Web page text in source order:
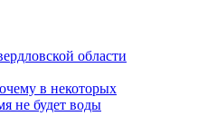
области
в некоторых
не будет воды